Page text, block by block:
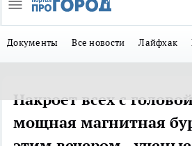
Документы Все новости Лайфхак
Накроет всех с
мощная магнитная